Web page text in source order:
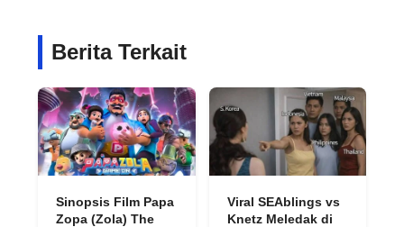
Berita Terkait
Sinopsis Film Papa
Zopa (Zola) The
Viral SEAblings vs
Knetz Meledak di